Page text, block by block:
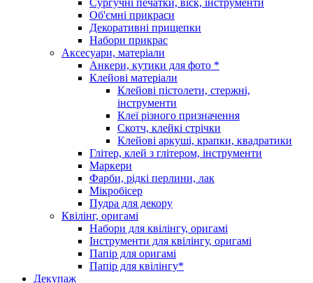
Об'ємні прикраси
Декоративні прищепки
Набори прикрас
Аксесуари, матеріали
Анкери, кутики для фото *
Клейові матеріали
Клейові пістолети, стержні,
інструменти
Клеї різного призначення
Скотч, клейкі стрічки
Клейові аркуші, крапки, квадратики
Глітер, клей з глітером, інструменти
Маркери
Фарби, рідкі перлини, лак
Мікробісер
Пудра для декору
Квілінг, оригамі
Набори для квілінгу, оригамі
Інструменти для квілінгу, оригамі
Папір для оригамі
Папір для квілінгу*
Декупаж